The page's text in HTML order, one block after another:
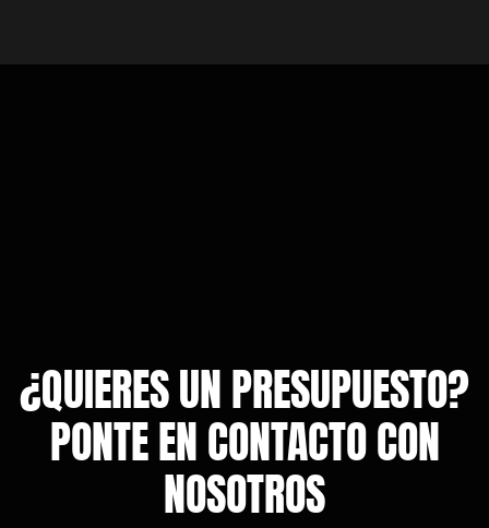
¿QUIERES UN PRESUPUESTO?
PONTE EN CONTACTO CON
NOSOTROS